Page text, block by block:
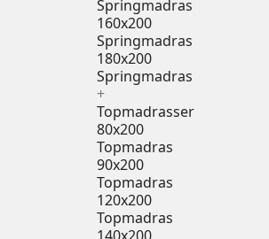
Springmadras
160x200
Springmadras
180x200
Springmadras
+
Topmadrasser
80x200
Topmadras
90x200
Topmadras
120x200
Topmadras